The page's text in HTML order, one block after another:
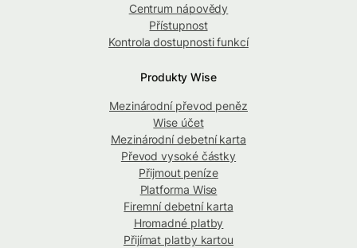
Centrum nápovědy
Přístupnost
Kontrola dostupnosti funkcí
Produkty Wise
Mezinárodní převod peněz
Wise účet
Mezinárodní debetní karta
Převod vysoké částky
Přijmout peníze
Platforma Wise
Firemní debetní karta
Hromadné platby
Přijímat platby kartou